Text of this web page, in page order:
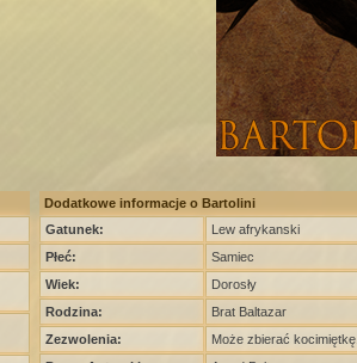
Dodatkowe informacje o Bartolini
Gatunek:
Lew afrykanski
Płeć:
Samiec
Wiek:
Dorosły
Rodzina:
Brat Baltazar
Zezwolenia:
Może zbierać kocimiętkę.